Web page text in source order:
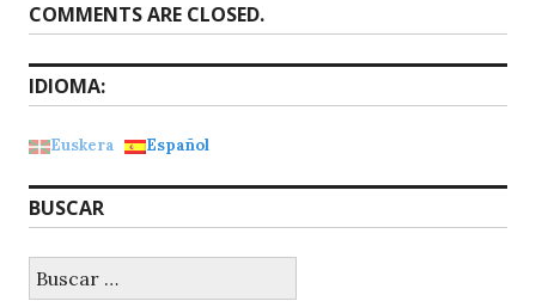
COMMENTS ARE CLOSED.
IDIOMA:
Euskera Español
BUSCAR